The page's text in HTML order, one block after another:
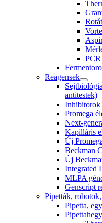
Reagensek
antitestek)
Promega
Next-
Kapilláris
Új
Beckman
Új
Integrated
MLPA
Genscript
Pipetták,
Pipetta,